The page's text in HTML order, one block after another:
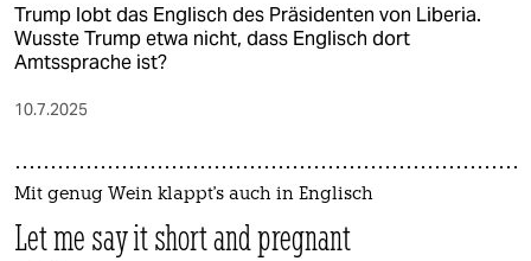
Trump lobt das Englisch des Präsidenten von Liberia.
Wusste Trump etwa nicht, dass Englisch dort
Amtssprache ist?
10.7.2025
Mit genug Wein klappt's auch in Englisch
Let me say it short and pregnant